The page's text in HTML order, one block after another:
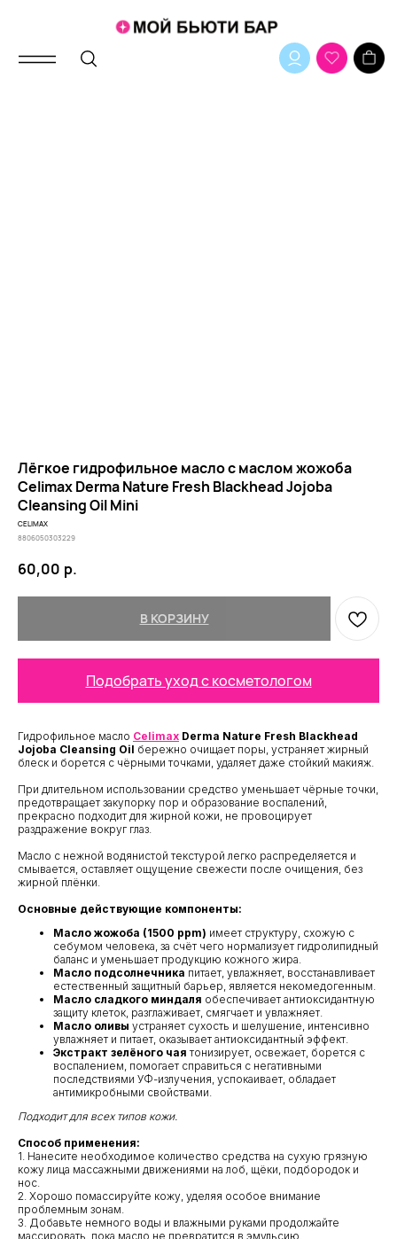
Лёгкое гидрофильное масло с маслом жожоба
Celimax Derma Nature Fresh Blackhead Jojoba
Cleansing Oil Mini
CELIMAX
8806050303229
60,00 р.
В КОРЗИНУ
Подобрать уход с косметологом
Гидрофильное масло Celimax Derma Nature Fresh Blackhead
Jojoba Cleansing Oil бережно очищает поры, устраняет жирный
блеск и борется с чёрными точками, удаляет даже стойкий макияж.
При длительном использовании средство уменьшает чёрные точки,
предотвращает закупорку пор и образование воспалений,
прекрасно подходит для жирной кожи, не провоцирует
раздражение вокруг глаз.
Масло с нежной водянистой текстурой легко распределяется и
смывается, оставляет ощущение свежести после очищения, без
жирной плёнки.
Основные действующие компоненты:
Масло жожоба (1500 ppm) имеет структуру, схожую с
себумом человека, за счёт чего нормализует гидролипидный
баланс и уменьшает продукцию кожного жира.
Масло подсолнечника питает, увлажняет, восстанавливает
естественный защитный барьер, является некомедогенным.
Масло сладкого миндаля обеспечивает антиоксидантную
защиту клеток, разглаживает, смягчает и увлажняет.
Масло оливы устраняет сухость и шелушение, интенсивно
увлажняет и питает, оказывает антиоксидантный эффект.
Экстракт зелёного чая тонизирует, освежает, борется с
воспалением, помогает справиться с негативными
последствиями УФ-излучения, успокаивает, обладает
антимикробными свойствами.
Подходит для всех типов кожи.
Способ применения:
1. Нанесите необходимое количество средства на сухую грязную
кожу лица массажными движениями на лоб, щёки, подбородок и
нос.
2. Хорошо помассируйте кожу, уделяя особое внимание
проблемным зонам.
3. Добавьте немного воды и влажными руками продолжайте
массировать, пока масло не превратится в эмульсию.
Мы ВКонтакте
КЛИЕНТАМ
Контакты
Оплата и доставка